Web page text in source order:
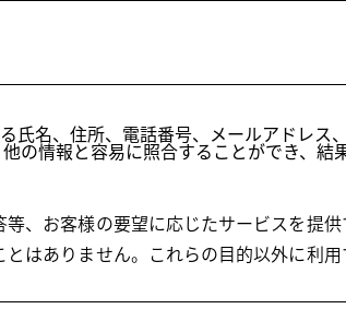
氏名、住所、電話番号、メールアドレス
の情報と容易に照合することができ、結
、お客様の要望に応じたサービスを提
はありません。これらの目的以外に利